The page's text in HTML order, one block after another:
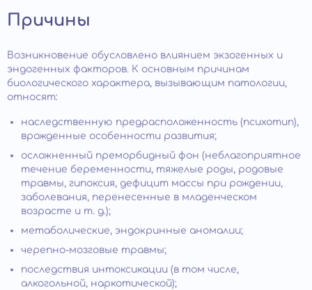
Причины
Возникновение обусловлено влиянием экзогенных и
эндогенных факторов. К основным причинам
биологического характера, вызывающим патологии,
относят:
наследственную предрасположенность (психотип),
врожденные особенности развития;
осложненный преморбидный фон (неблагоприятное
течение беременности, тяжелые роды, родовые
травмы, гипоксия, дефицит массы при рождении,
заболевания, перенесенные в младенческом
возрасте и т. д.);
метаболические, эндокринные аномалии;
черепно-мозговые травмы;
последствия интоксикации (в том числе,
алкогольной, наркотической);